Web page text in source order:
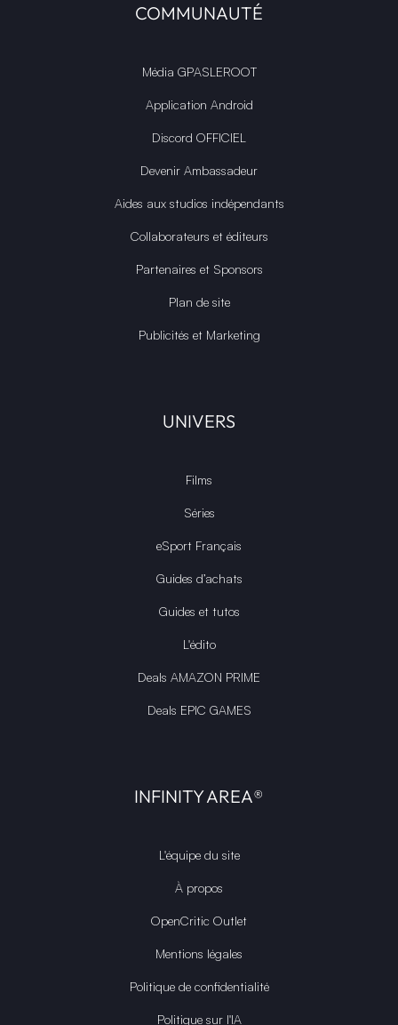
COMMUNAUTÉ
Média GPASLEROOT
Application Android
Discord OFFICIEL
Devenir Ambassadeur
Aides aux studios indépendants
Collaborateurs et éditeurs
Partenaires et Sponsors
Plan de site
Publicités et Marketing
UNIVERS
Films
Séries
eSport Français
Guides d’achats
Guides et tutos
L'édito
Deals AMAZON PRIME
Deals EPIC GAMES
INFINITY AREA®
L'équipe du site
À propos
OpenCritic Outlet
Mentions légales
Politique de confidentialité
Politique sur l'IA